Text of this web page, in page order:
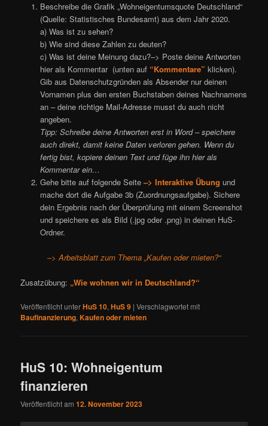
Beschreibe die Grafik „Wohneigentumsquote Deutschland“
(Quelle: Statistisches Bundesamt) aus dem Jahr 2020.
a) Was ist zu sehen?
b) Wie sind diese Zahlen zu deuten?
c) Was ist deine Meinung dazu?–> Poste deine Antworten
hier als Kommentar (unten auf “Kommentare” klicken).
Gib aus Datenschutzgründen als Absender nur deinen
Vornamen plus den ersten Buchstaben deines Nachnamens
an – deine richtige Mail-Adresse musst du auch nicht
angeben.
Tipp: Schreibe deine Antworten erst in Word – speichere
auch direkt, damit keine Daten verloren gehen. Wenn du
fertig bist, kopiere deinen Text und füge ihn hier als
Kommentar ein…
Gehe bitte auf folgende Seite–> Interaktive Übung und
mache dort die Aufgabe 3b (Zuordnungsaufgabe). Sichere
dein Ergebnis nach der Überprüfung mit einem Screenshot
und speichere es als Bild (.jpg oder .png) in deinen HuS-
Ordner.
–> Arbeitsblatt zum Thema „Kaufen oder mieten?“
Zusatzübung: „Wie wohnen wir in Deutschland?“
Veröffentlicht unterHuS 10,HuS 9 |Verschlagwortet mit
Baufinanzierung,Kaufen oder mieten
HuS 10: Wohneigentum
finanzieren
Veröffentlicht am12. November 2023